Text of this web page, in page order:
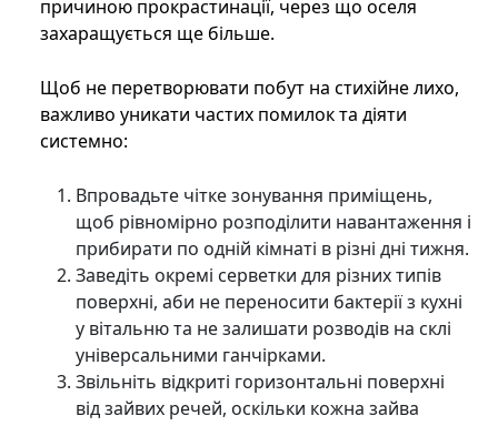
причиною прокрастинації, через що оселя
захаращується ще більше.
Щоб не перетворювати побут на стихійне лихо,
важливо уникати частих помилок та діяти
системно:
Впровадьте чітке зонування приміщень,
щоб рівномірно розподілити навантаження і
прибирати по одній кімнаті в різні дні тижня.
Заведіть окремі серветки для різних типів
поверхні, аби не переносити бактерії з кухні
у вітальню та не залишати розводів на склі
універсальними ганчірками.
Звільніть відкриті горизонтальні поверхні
від зайвих речей, оскільки кожна зайва